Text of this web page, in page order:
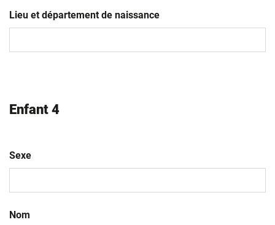
slash
MM
Lieu et département de naissance
Enfant 4
Sexe
Nom